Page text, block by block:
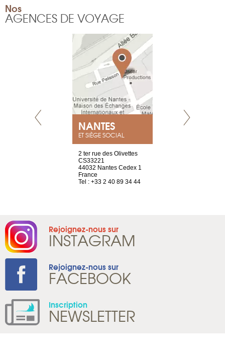
Nos
AGENCES DE VOYAGE
NANTES
ET SIÈGE SOCIAL
2 ter rue des Olivettes
CS33221
44032 Nantes Cedex 1
France
Tel : +33 2 40 89 34 44
Rejoignez-nous sur
INSTAGRAM
Rejoignez-nous sur
FACEBOOK
Inscription
NEWSLETTER